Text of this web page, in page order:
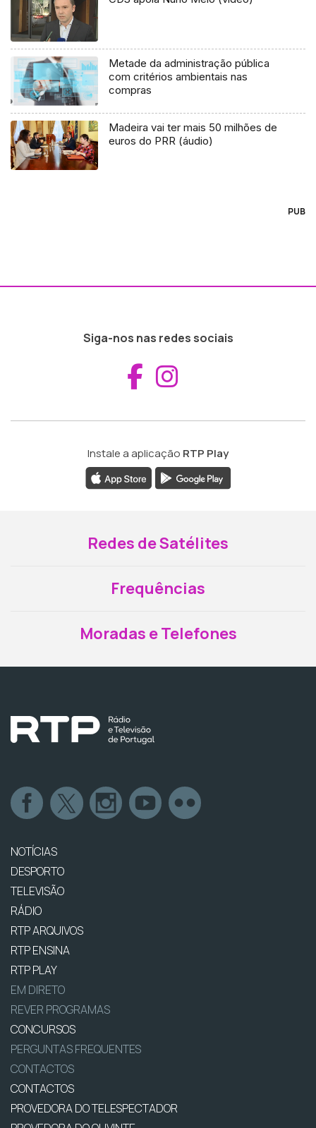
Metade da administração pública
com critérios ambientais nas
compras
Madeira vai ter mais 50 milhões de
euros do PRR (áudio)
PUB
Siga-nos nas redes sociais
Aceder ao
Instale a aplicação RTP Play
Redes de Satélites
Frequências
Moradas e Telefones
NOTÍCIAS
DESPORTO
TELEVISÃO
RÁDIO
RTP ARQUIVOS
RTP ENSINA
RTP PLAY
EM DIRETO
REVER PROGRAMAS
CONCURSOS
PERGUNTAS FREQUENTES
CONTACTOS
CONTACTOS
PROVEDORA DO TELESPECTADOR